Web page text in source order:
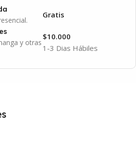
Gratis
y otras
1-3 Dias Hábiles
$10.000